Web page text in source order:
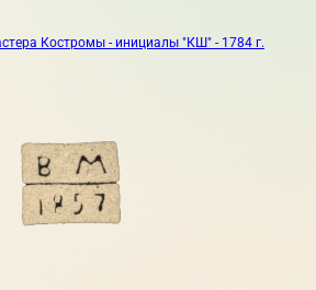
Костромы - инициалы "КШ" - 1784 г.